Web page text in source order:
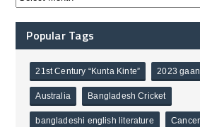
Popular Tags
21st Century “Kunta Kinte” 2023
Australia Bangladesh Cricket
bangladeshi english literature Cancer